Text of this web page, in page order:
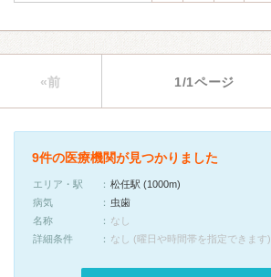
«前 1/1ページ
9件の医療機関が見つかりました
エリア・駅
松任駅 (1000m)
病気
虫歯
名称
なし
詳細条件
なし (曜日や時間帯を指定できます)